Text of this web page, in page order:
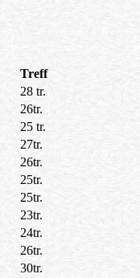
Treff
28 tr.
26tr.
25 tr.
27tr.
26tr.
25tr.
25tr.
23tr.
24tr.
26tr.
30tr.